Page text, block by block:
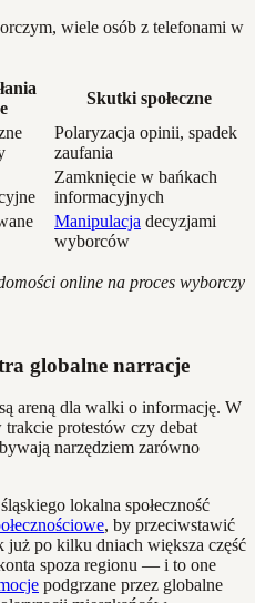
Skutki społeczne
Polaryzacja opinii, spadek
zaufania
Zamknięcie w bańkach
informacyjnych
Manipulacja decyzjami
wyborców
online na proces wyborczy
globalne narracje
areną dla walki o informację. W
trakcie protestów czy debat
narzędziem zarówno
lokalna społeczność
, by przeciwstawić
już po kilku dniach większa część
spoza regionu — i to one
podgrzane przez globalne